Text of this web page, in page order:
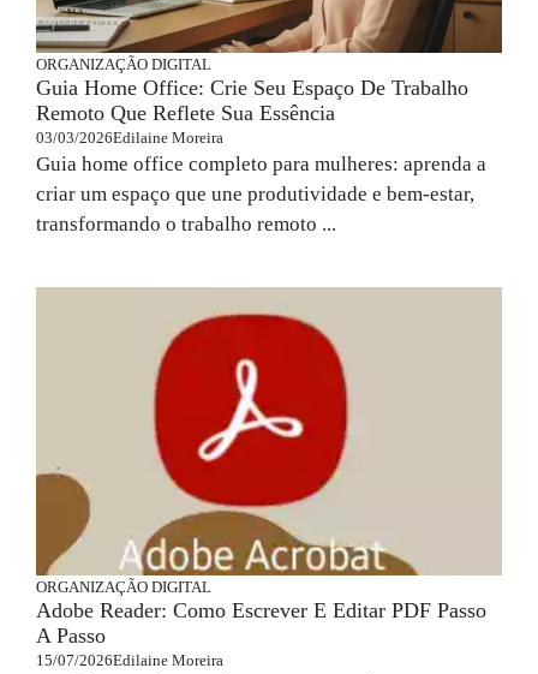
ORGANIZAÇÃO DIGITAL
Guia Home Office: Crie Seu Espaço De Trabalho
Remoto Que Reflete Sua Essência
03/03/2026Edilaine Moreira
Guia home office completo para mulheres: aprenda a
criar um espaço que une produtividade e bem-estar,
transformando o trabalho remoto ...
ORGANIZAÇÃO DIGITAL
Adobe Reader: Como Escrever E Editar PDF Passo
A Passo
15/07/2026Edilaine Moreira